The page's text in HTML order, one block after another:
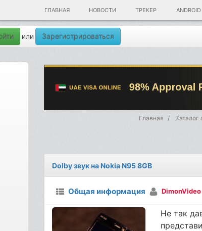
ГЛАВНАЯ НОВОСТИ ТРЕКЕР ANDROID
или Зарегистрироваться
Главная Каталог
Dolby звук на Nokia N95 8GB
Общая информация DimonVideo
Не так